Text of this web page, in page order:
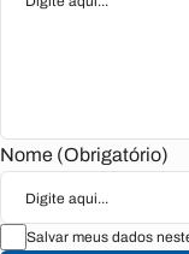
Nome (Obrigatório)
Salvar meus dados